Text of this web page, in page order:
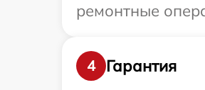
ремонтные
4
Гарантия